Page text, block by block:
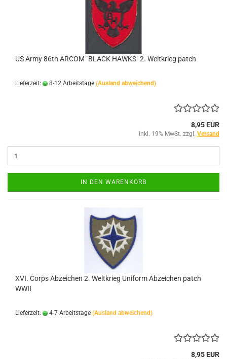
US Army 86th ARCOM "BLACK HAWKS" 2. Weltkrieg patch
Lieferzeit: 8-12 Arbeitstage (Ausland abweichend)
8,95 EUR
inkl. 19% MwSt. zzgl. Versand
IN DEN WARENKORB
XVI. Corps Abzeichen 2. Weltkrieg Uniform Abzeichen patch
WWII
Lieferzeit: 4-7 Arbeitstage (Ausland abweichend)
8,95 EUR